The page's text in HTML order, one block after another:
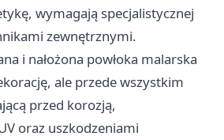
wymagają specjalistycznej
zewnętrznymi.
i nałożona powłoka malarska
ale przede wszystkim
przed korozją,
oraz uszkodzeniami